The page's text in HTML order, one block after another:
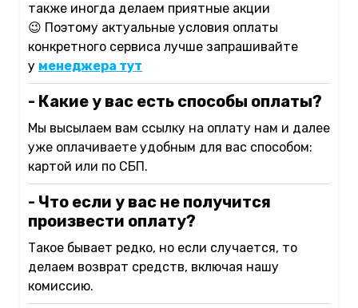
также иногда делаем приятные акции
😉 Поэтому актуальные условия оплаты
конкретного сервиса лучше запрашивайте
у менеджера тут
- Какие у вас есть способы оплаты?
Мы высылаем вам ссылку на оплату нам и далее
уже оплачиваете удобным для вас способом:
картой или по СБП.
- Что если у вас не получится
произвести оплату?
Такое бывает редко, но если случается, то
делаем возврат средств, включая нашу
комиссию.